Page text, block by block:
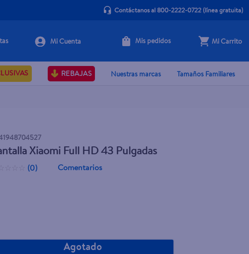
Contáctanos al 800-2222-0722(línea gratuita)
Mis pedidos Mi Carrito
REBAJAS Nuestras marcas Tamaños Familiares
Xiaomi Full HD 43 Pulgadas
(0) Comentarios
Agotado
Agotado